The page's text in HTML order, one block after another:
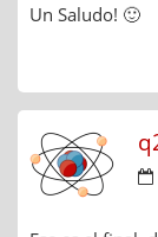
Un Saludo! 🙂